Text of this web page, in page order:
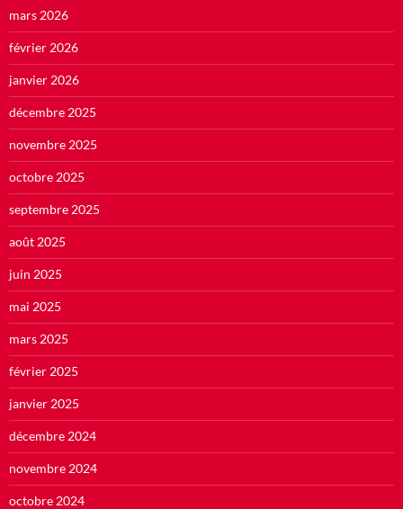
mars 2026
février 2026
janvier 2026
décembre 2025
novembre 2025
octobre 2025
septembre 2025
août 2025
juin 2025
mai 2025
mars 2025
février 2025
janvier 2025
décembre 2024
novembre 2024
octobre 2024